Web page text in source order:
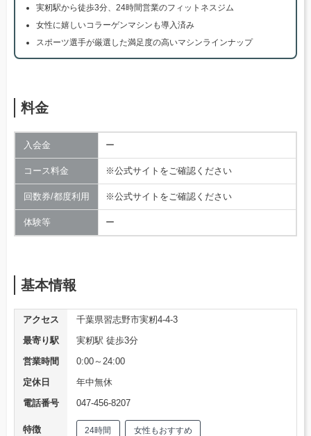
実籾駅から徒歩3分、24時間営業のフィットネスジム
女性に嬉しいコラーゲンマシンも導入済み
スポーツ選手が厳選した満足度の高いマシンラインナップ
料金
入会金 ー
コース料金 ※公式サイトをご確認ください
回数券/都度利用 ※公式サイトをご確認ください
体験等 ー
基本情報
アクセス
千葉県習志野市実籾4-4-3
最寄り駅
実籾駅 徒歩3分
営業時間
0:00～24:00
定休日
年中無休
電話番号
047-456-8207
特徴 24時間 女性もおすすめ